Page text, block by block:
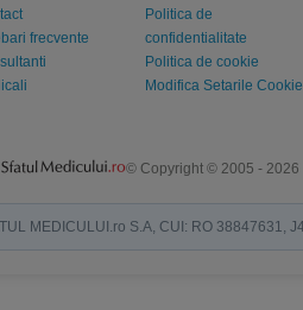
frecvente
Politica de
confidentialitate
Politica de cookie
Modifica Setarile Cookie
© Copyright © 2005 - 2026
MEDICULUI.ro S.A, CUI: RO 38847631,